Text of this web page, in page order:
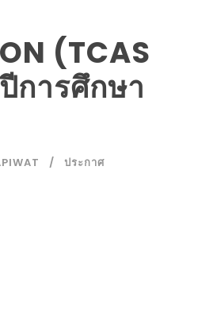
(TCAS
การศึกษา
ประกาศ